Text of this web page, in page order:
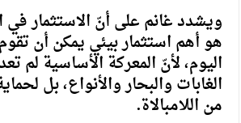
ويشدد غانم على أنّ الاستثمار في
هو أهم استثمار بيئي يمكن أن
اليوم، لأنّ المعركة الأساسية لم
الغابات والبحار والأنواع، بل
من اللامبالاة.